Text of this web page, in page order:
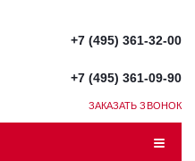
+7 (495) 361-32-00
+7 (495) 361-09-90
ЗАКАЗАТЬ ЗВОНОК